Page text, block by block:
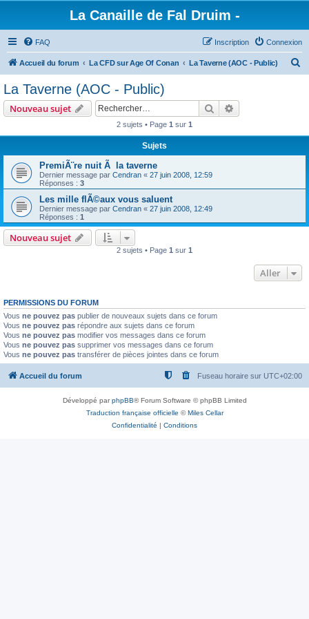
La Canaille de Fal Druim -
FAQ Connexion
Inscription
Accueil du forum La CFD sur Age Of Conan La Taverne (AOC - Public)
La Taverne (AOC - Public)
Nouveau sujet Rechercher
2 sujets • Page 1 sur 1
Sujets
PremiÃ¨re nuit Ã la taverne
Dernier message par Cendran « 27 juin 2008, 12:59
Réponses : 3
Les mille flÃ©aux vous saluent
Dernier message par Cendran « 27 juin 2008, 12:49
Réponses : 1
Nouveau sujet
2 sujets • Page 1 sur 1
Aller
PERMISSIONS DU FORUM
Vous ne pouvez pas publier de nouveaux sujets dans ce forum
Vous ne pouvez pas répondre aux sujets dans ce forum
Vous ne pouvez pas modifier vos messages dans ce forum
Vous ne pouvez pas supprimer vos messages dans ce forum
Vous ne pouvez pas transférer de pièces jointes dans ce forum
Accueil du forum Fuseau horaire sur UTC+02:00
Développé parphpBB® Forum Software © phpBB Limited
Traduction française officielle ©Miles Cellar
Confidentialité | Conditions